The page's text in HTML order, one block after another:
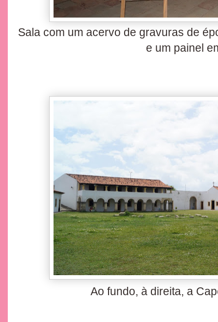
Sala com um acervo de gravuras de
e um painel
Ao fundo, à direita, a